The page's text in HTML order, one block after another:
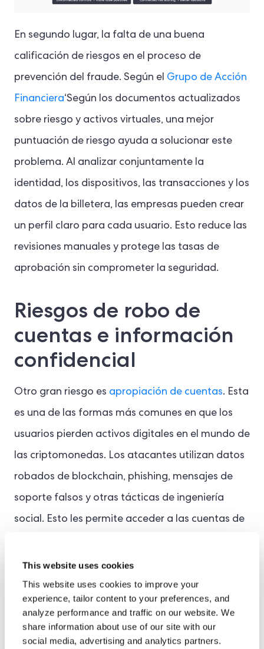
This website uses cookies
This website uses cookies to improve your
experience, tailor content to your preferences, and
analyze performance and traffic on our website. We
share information about use of our site with our
social media, advertising and analytics partners.
En segundo lugar, la falta de una buena
calificación de riesgos en el proceso de
prevención del fraude. Según el Grupo de Acción
Financiera‘Según los documentos actualizados
sobre riesgo y activos virtuales, una mejor
puntuación de riesgo ayuda a solucionar este
problema. Al analizar conjuntamente la
identidad, los dispositivos, las transacciones y los
datos de la billetera, las empresas pueden crear
un perfil claro para cada usuario. Esto reduce las
revisiones manuales y protege las tasas de
aprobación sin comprometer la seguridad.
Riesgos de robo de
cuentas e información
confidencial
Otro gran riesgo es apropiación de cuentas. Esta
es una de las formas más comunes en que los
usuarios pierden activos digitales en el mundo de
las criptomonedas. Los atacantes utilizan datos
robados de blockchain, phishing, mensajes de
soporte falsos y otras tácticas de ingeniería
social. Esto les permite acceder a las cuentas de
víctima se dé cuenta.
Sin embargo, el riesgo empeora cuando los
delincuentes y estafadores recopilan datos
privados que les ayudan a evadir los controles de